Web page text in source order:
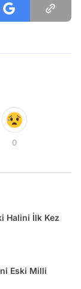
0
Halini İlk Kez
Eski Milli